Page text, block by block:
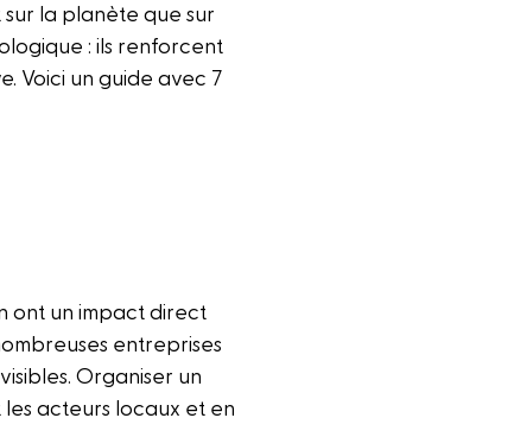
la planète que sur
: ils renforcent
Voici un guide avec 7
ont un impact direct
entreprises
Organiser un
acteurs locaux et en